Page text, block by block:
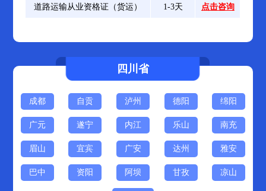
道路运输从业资格证（货运） 1-3天 点击咨询
四川省
成都 自贡 泸州 德阳 绵阳
广元 遂宁 内江 乐山 南充
眉山 宜宾 广安 达州 雅安
巴中 资阳 阿坝 甘孜 凉山